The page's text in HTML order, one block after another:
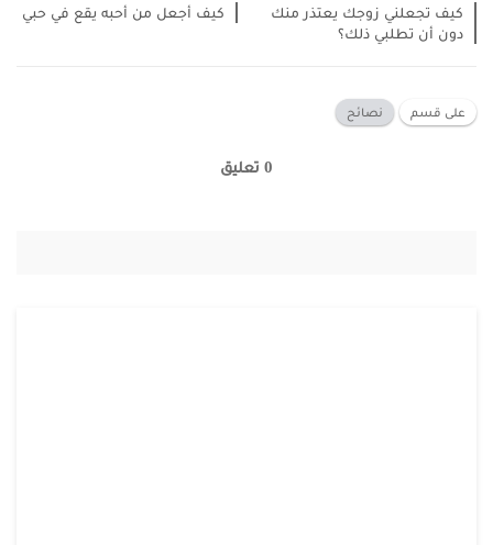
كيف تجعلني زوجك يعتذر منك
دون أن تطلبي ذلك؟
كيف أجعل من أحبه يقع في حبي
على قسم نصائح
0 تعليق